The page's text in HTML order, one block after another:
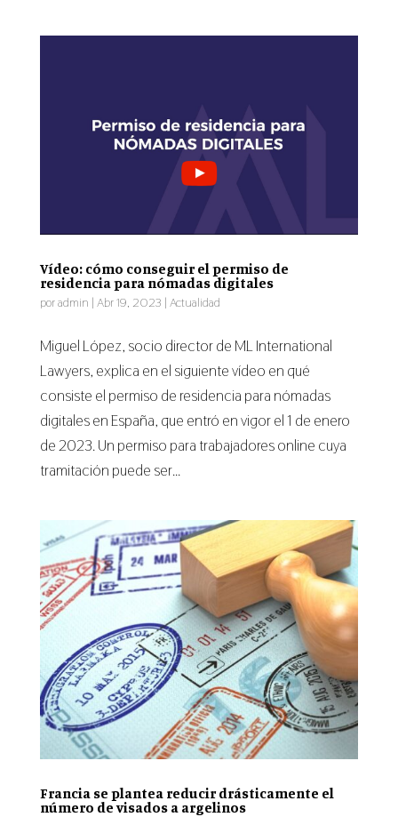
Vídeo: cómo conseguir el permiso de
residencia para nómadas digitales
poradmin | Abr 19, 2023 | Actualidad
Miguel López, socio director de ML International
Lawyers, explica en el siguiente vídeo en qué
consiste el permiso de residencia para nómadas
digitales en España, que entró en vigor el 1 de enero
de 2023. Un permiso para trabajadores online cuya
tramitación puede ser...
Francia se plantea reducir drásticamente el
número de visados a argelinos